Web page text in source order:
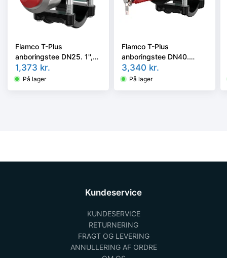
Flamco T-Plus
anboringstee DN25. 1'',
sort coated. 25 bar
1,373 kr.
På lager
Flamco T-Plus
anboringstee DN40.
1.1/2'', sort coated. 25
bar
3,340 kr.
På lager
Kundeservice
KUNDESERVICE
RETURNERING
FRAGT OG LEVERING
ANNULLERING AF ORDRE